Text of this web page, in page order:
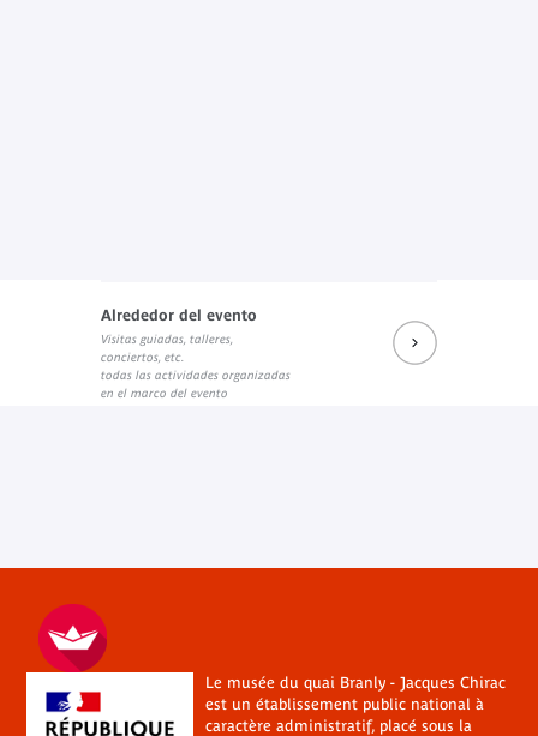
Alrededor del evento
Visitas guiadas, talleres,
conciertos, etc.
todas las actividades organizadas
en el marco del evento
Le musée du quai Branly - Jacques Chirac
est un établissement public national à
caractère administratif, placé sous la